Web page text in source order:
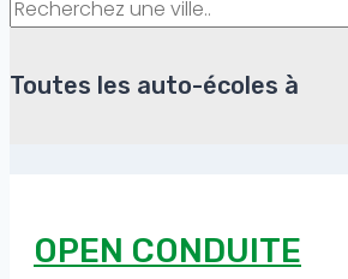
Toutes les auto-écoles à
OPEN CONDUITE